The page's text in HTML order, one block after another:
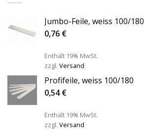
Jumbo-Feile, weiss 100/180
0,76 €
Enthält 19% MwSt.
zzgl. Versand
Profifeile, weiss 100/180
0,54€
Enthält 19% MwSt.
zzgl. Versand